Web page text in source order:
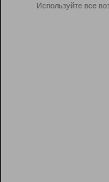
Используйте все